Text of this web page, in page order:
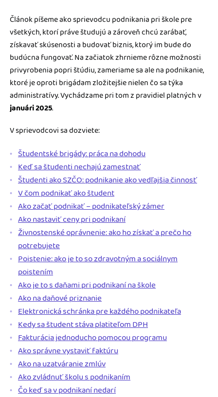
Článok píšeme ako sprievodcu podnikania pri škole pre
všetkých, ktorí práve študujú a zároveň chcú zarábať,
získavať skúsenosti a budovať biznis, ktorý im bude do
budúcna fungovať. Na začiatok zhrnieme rôzne možnosti
privyrobenia popri štúdiu, zameriame sa ale na podnikanie,
ktoré je oproti brigádam zložitejšie nielen čo sa týka
administratívy. Vychádzame pri tom z pravidiel platných v
januári 2025.
V sprievodcovi sa dozviete:
Študentské brigády: práca na dohodu
Keď sa študenti nechajú zamestnať
Študenti ako SZČO: podnikanie ako vedľajšia činnosť
V čom podnikať ako študent
Ako začať podnikať – podnikateľský zámer
Ako nastaviť ceny pri podnikaní
Živnostenské oprávnenie: ako ho získať a prečo ho
potrebujete
Poistenie: ako je to so zdravotným a sociálnym
poistením
Ako je to s daňami pri podnikaní na škole
Ako na daňové priznanie
Elektronická schránka pre každého podnikateľa
Kedy sa študent stáva platiteľom DPH
Fakturácia jednoducho pomocou programu
Ako správne vystaviť faktúru
Ako na uzatváranie zmlúv
Ako zvládnuť školu s podnikaním
Čo keď sa v podnikaní nedarí